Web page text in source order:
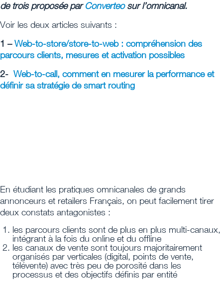
de trois proposée parConverteosur l’omnicanal.
Voir les deux articles suivants :
1 – Web-to-store/store-to-web : compréhension des
parcours clients, mesures et activation possibles
2- Web-to-call, comment en mesurer la performance et
définir sa stratégie de smart routing
En étudiant les pratiques omnicanales de grands
annonceurs et retailers Français, on peut facilement tirer
deux constats antagonistes :
les parcours clients sont de plus en plus multi-canaux,
intégrant à la fois du online et du offline
les canaux de vente sont toujours majoritairement
organisés par verticales (digital, points de vente,
télévente) avec très peu de porosité dans les
processus et des objectifs définis par entité